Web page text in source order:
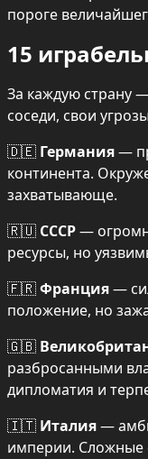
пороге
15
За каждую страну
соседи, свои
🇩🇪 Германия —
континента.
захватывающе.
🇷🇺 СССР —
ресурсы, но
🇫🇷 Франция —
положение, но
🇬🇧
разбросанными
дипломатия и
🇮🇹 Италия —
империи. Сложные